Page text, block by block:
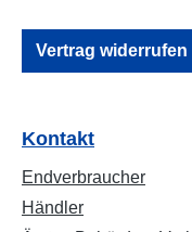
Vertrag widerrufen
Kontakt
Endverbraucher
Händler